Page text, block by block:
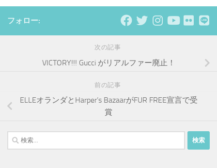
フォロー:
次の記事
VICTORY!!! Gucci がリアルファー廃止！
前の記事
ELLEオランダとHarper’s BazaarがFUR FREE宣言で受
賞
検
索: